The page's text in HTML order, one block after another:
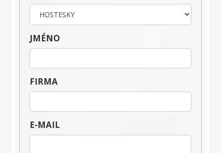
JMÉNO
FIRMA
E-MAIL